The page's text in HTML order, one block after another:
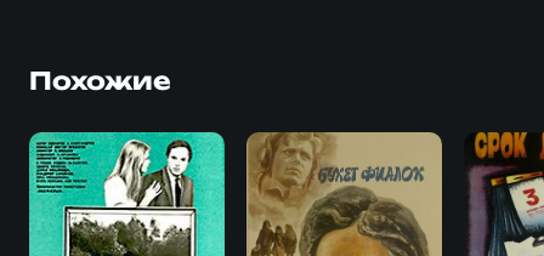
Похожие